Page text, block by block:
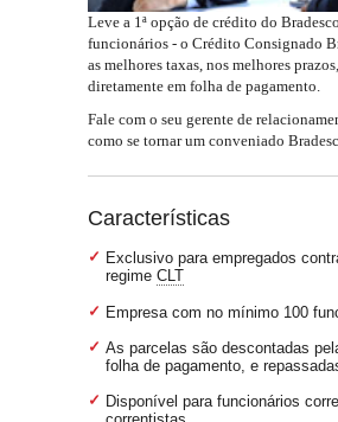
Leve a 1ª opção de crédito do
funcionários - o Crédito Consignado
as melhores taxas, nos melhores
diretamente em folha de pagamento.
Fale com o seu gerente de
como se tornar um conveniado
Características
Exclusivo para empregados
regime CLT
Empresa com no mínimo 100
As parcelas são descontadas
folha de pagamento, e
Disponível para funcionários